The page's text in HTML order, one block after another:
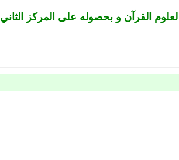
القرآن و بحصوله على المركز الثاني